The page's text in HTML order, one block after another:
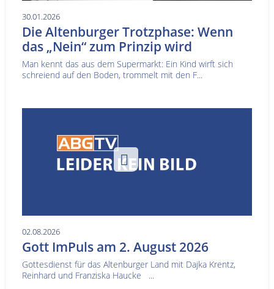
30.01.2026
Die Altenburger Trotzphase: Wenn
das „Nein“ zum Prinzip wird
Man kennt das aus dem Supermarkt: Ein Kind wirft sich
schreiend auf den Boden, trommelt mit den F...
02.08.2026
Gott ImPuls am 2. August 2026
Gottesdienst für das Altenburger Land mit Dajka Krentz,
Reinhard und Franziska Haucke ...